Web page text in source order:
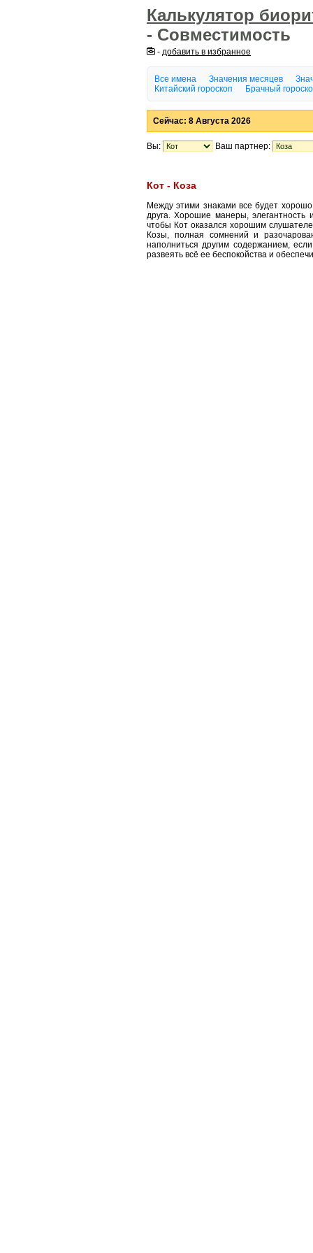
Калькулятор
- Совместимость
- добавить в избранное
Все имена Значения месяцев
Китайский гороскоп
Брачный
Сейчас: 8 Августа 2026
Вы: Ваш партнер:
Кот - Коза
Между этими знаками все будет
друга. Хорошие манеры, элегантность
чтобы Кот оказался хорошим
Козы, полная сомнений и
наполниться другим содержанием,
развеять всё ее беспокойства и